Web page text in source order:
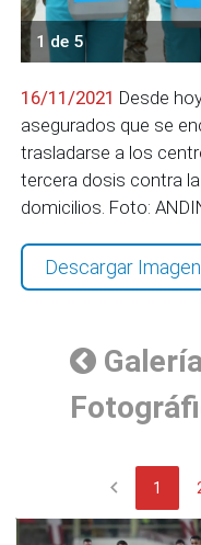
1 de 5
16/11/2021 Desde
asegurados que se
trasladarse a los
tercera dosis contra
domicilios. Foto:
Descargar Imagen
Galería
chevron_left 1